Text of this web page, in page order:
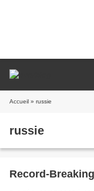
Accueil » russie
russie
Record-